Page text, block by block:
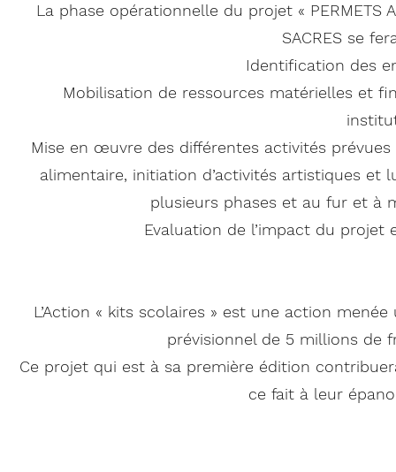
La phase opérationnelle du projet « PERMETS
SACRES se
Identification des
Mobilisation de ressources matérielles et
Mise en œuvre des différentes activités
alimentaire, initiation d’activités artistiques et
plusieurs phases et au fur et à
Evaluation de l’impact du
L’Action « kits scolaires » est une action
prévisionnel de 5 millions de
Ce projet qui est à sa première édition
ce fait à leur